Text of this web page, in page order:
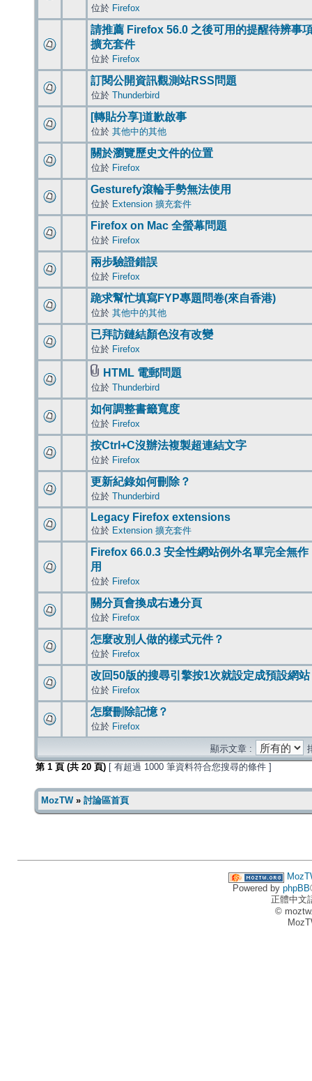
位於 Firefox
請推薦 Firefox 56.0 之後可用的提醒待辨事
擴充套件
位於 Firefox
訂閱公開資訊觀測站RSS問題
位於 Thunderbird
[轉貼分享]道歉啟事
位於 其他中的其他
關於瀏覽歷史文件的位置
位於 Firefox
Gesturefy滾輪手勢無法使用
位於 Extension 擴充套件
Firefox on Mac 全螢幕問題
位於 Firefox
兩步驗證錯誤
位於 Firefox
跪求幫忙填寫FYP專題問卷(來自香港)
位於 其他中的其他
已拜訪鏈結顏色沒有改變
位於 Firefox
HTML 電郵問題
位於 Thunderbird
如何調整書籤寬度
位於 Firefox
按Ctrl+C沒辦法複製超連結文字
位於 Firefox
更新紀錄如何刪除？
位於 Thunderbird
Legacy Firefox extensions
位於 Extension 擴充套件
Firefox 66.0.3 安全性網站例外名單完全無作
用
位於 Firefox
關分頁會換成右邊分頁
位於 Firefox
怎麼改別人做的樣式元件？
位於 Firefox
改回50版的搜尋引擎按1次就設定成預設網站
位於 Firefox
怎麼刪除記憶？
位於 Firefox
顯示文章 :
第 1 頁 (共 20 頁) [ 有超過 1000 筆資料符合您搜尋的條件 ]
MozTW» 討論區首頁
Powered by phpBB
正體中文
©